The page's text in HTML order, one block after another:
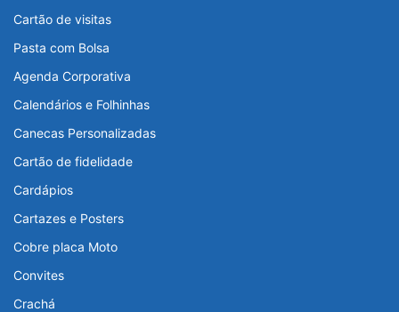
Cartão de visitas
Pasta com Bolsa
Agenda Corporativa
Calendários e Folhinhas
Canecas Personalizadas
Cartão de fidelidade
Cardápios
Cartazes e Posters
Cobre placa Moto
Convites
Crachá